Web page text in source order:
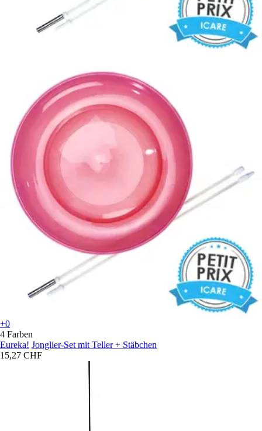
+0
4 Farben
Eureka! Jonglier-Set mit Teller + Stäbchen
15,27 CHF